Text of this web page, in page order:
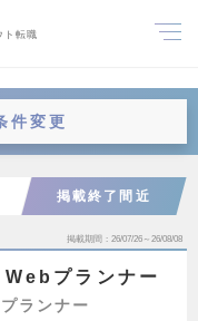
ト転職
件変更
掲載終了間近
掲載期間 26/07/26～26/08/08
プランナー
ランナー